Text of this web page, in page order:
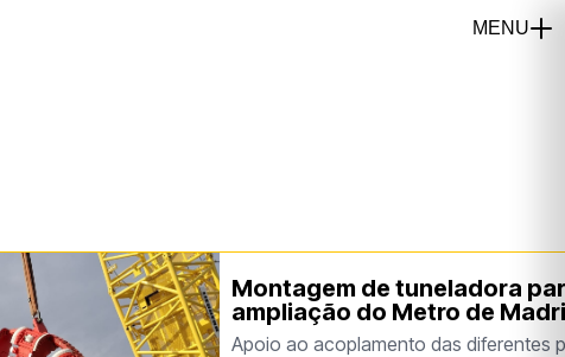
Montagem de tuneladora
ampliação do Metro de
Apoio ao acoplamento das diferentes